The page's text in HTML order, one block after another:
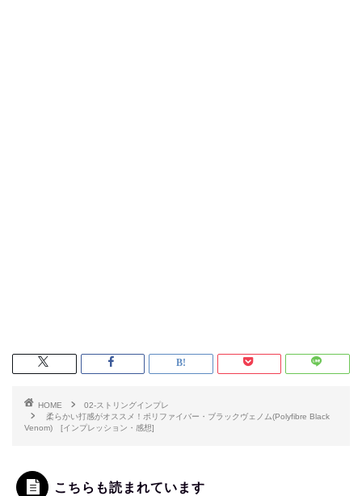
HOME
02-ストリングインプレ
柔らかい打感がオススメ！ポリファイバー・ブラックヴェノム(Polyfibre Black
Venom) [インプレッション・感想]
こちらも読まれています